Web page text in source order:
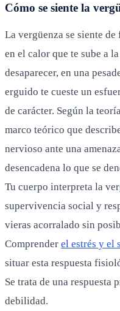
Cómo se siente la
La vergüenza se siente
en el calor que te sube a
desaparecer, en una
erguido te cueste un
de carácter. Según la
marco teórico que
nervioso ante una
desencadena lo que se
Tu cuerpo interpreta la
supervivencia social y
vieras acorralado sin
Comprender el estrés y el
situar esta respuesta
Se trata de una respuesta
debilidad.